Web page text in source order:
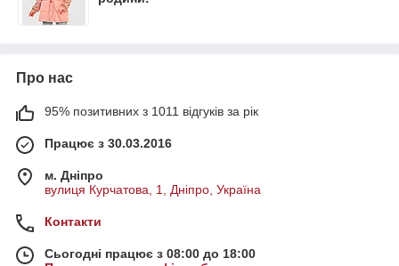
Про нас
95% позитивних з 1011 відгуків за рік
Працює з 30.03.2016
м. Дніпро
вулиця Курчатова, 1, Дніпро, Україна
Контакти
Сьогодні працює з 08:00 до 18:00